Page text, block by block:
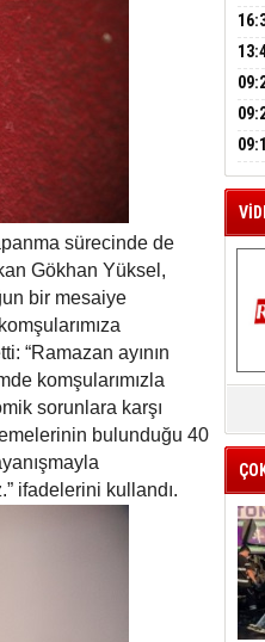
sürecinde de
Gökhan Yüksel,
bir mesaiye
“Ramazan ayının
komşularımızla
sorunlara karşı
bulunduğu 40
ifadelerini kullandı.